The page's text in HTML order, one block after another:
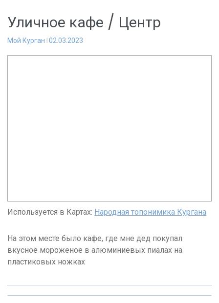
Уличное кафе / Центр
Мой Курган 02.03.2023
Используется в Картах: Народная топонимика Кургана
На этом месте было кафе, где мне дед покупал
вкусное мороженое в алюминиевых пиалах на
пластиковых ножках